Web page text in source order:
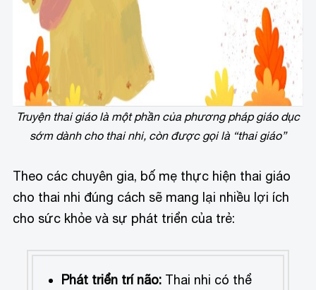
Truyện thai giáo là một phần của phương pháp giáo dục
sớm dành cho thai nhi, còn được gọi là “thai giáo”
Theo các chuyên gia, bố mẹ thực hiện thai giáo
cho thai nhi đúng cách sẽ mang lại nhiều lợi ích
cho sức khỏe và sự phát triển của trẻ:
Phát triển trí não: Thai nhi có thể